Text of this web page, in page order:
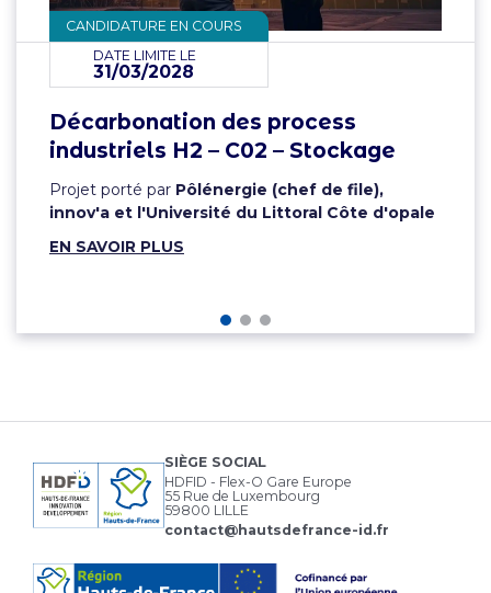
Décarbonation des process
industriels H2 – C02 – Stockage
CANDIDATURE EN COURS
DATE LIMITE LE
31/03/2028
Projet porté par Pôlénergie (chef de file),
innov'a et l'Université du Littoral Côte d'opale
EN SAVOIR PLUS
SIÈGE SOCIAL
HDFID - Flex-O Gare Europe
55 Rue de Luxembourg
59800 LILLE
contact@hautsdefrance-id.fr